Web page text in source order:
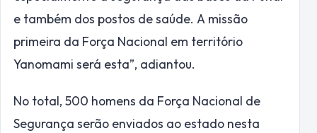
e também dos postos de saúde. A missão
primeira da Força Nacional em território
Yanomami será esta”, adiantou.
No total, 500 homens da Força Nacional de
Segurança serão enviados ao estado nesta